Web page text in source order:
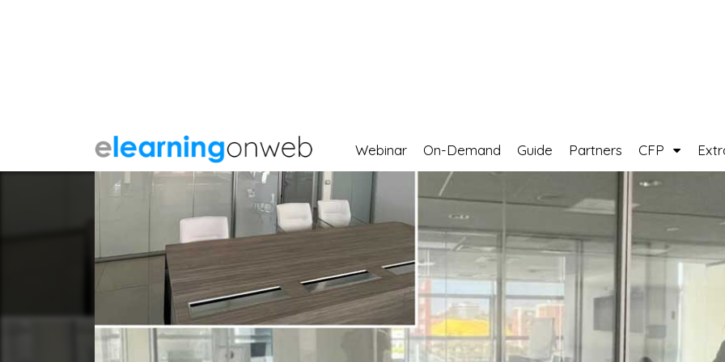
Webinar On-Demand Guide Partners CFP